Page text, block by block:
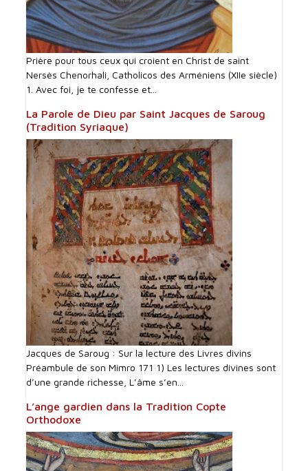
Prière pour tous ceux qui croient en Christ de saint
Nersès Chenorhali, Catholicos des Arméniens (XIIe siècle)
1. Avec foi, je te confesse et...
La Parole de Dieu par Saint Jacques de Saroug
(Tradition Syriaque)
Jacques de Saroug : Sur la lecture des Livres divins
Préambule de son Mimro 171 1) Les lectures divines sont
d’une grande richesse, L’âme s’en...
L’ange gardien dans la Tradition Copte
Orthodoxe